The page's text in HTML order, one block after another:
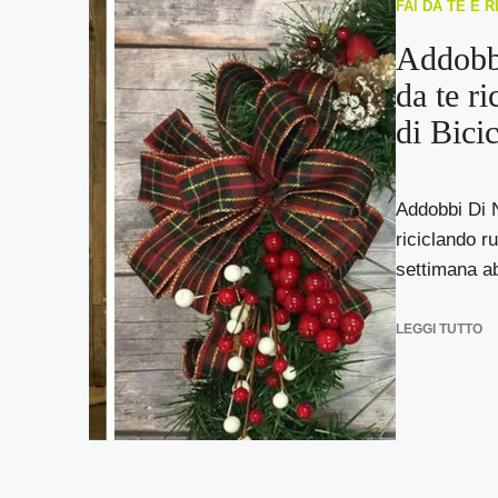
FAI DA TE E
da te
di
Addobbi Di
riciclando
settimana
LEGGI TUTTO